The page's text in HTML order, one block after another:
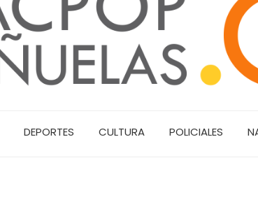
DEPORTES CULTURA POLICIALES